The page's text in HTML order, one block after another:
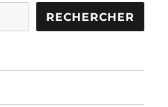
RECHERCHER